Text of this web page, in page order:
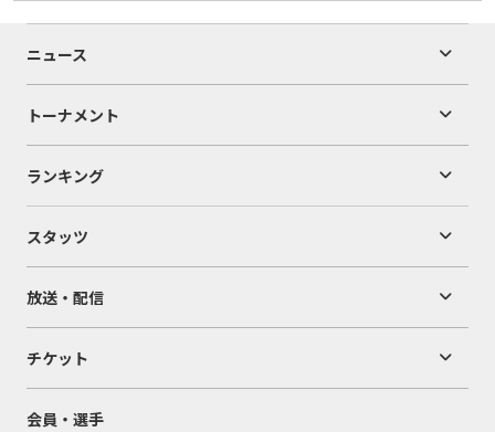
ニュース
トーナメント
ランキング
スタッツ
放送・配信
チケット
会員・選手